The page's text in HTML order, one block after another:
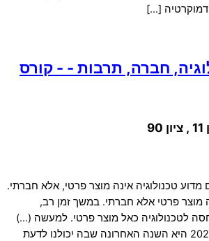
[…]
חברה, תרבות - - קורס
מדוע טכנולוגיה אינה מוצר פרטי, אלא חברתי.
מוצר פרטי אלא חברתי. במשך זמן רב,
לטכנולוגיה כאל מוצר פרטי. למעשה (…)
2. קראו את הכתבה "2023 היא השנה האחרונה שבה יכולנו לדעת